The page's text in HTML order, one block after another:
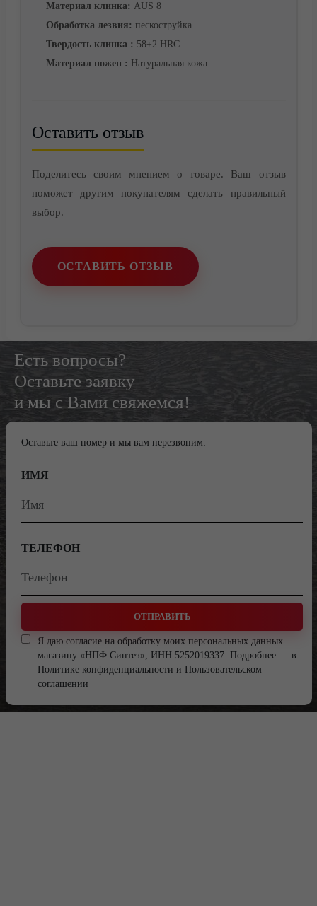
Корзина
Материал клинка: AUS 8
Обработка лезвия: пескоструйка
Твердость клинка : 58±2 HRC
Материал ножен : Натуральная кожа
Оставить отзыв
Поделитесь своим мнением о товаре. Ваш отзыв
поможет другим покупателям сделать правильный
выбор.
ОСТАВИТЬ ОТЗЫВ
Есть вопросы?
Оставьте заявку
и мы с Вами свяжемся!
Оставьте ваш номер и мы вам перезвоним:
ИМЯ
ТЕЛЕФОН
ОТПРАВИТЬ
Я даю согласие на обработку моих персональных данных
магазину «НПФ Синтез», ИНН 5252019337. Подробнее — в
Политике конфиденциальности и Пользовательском
соглашении